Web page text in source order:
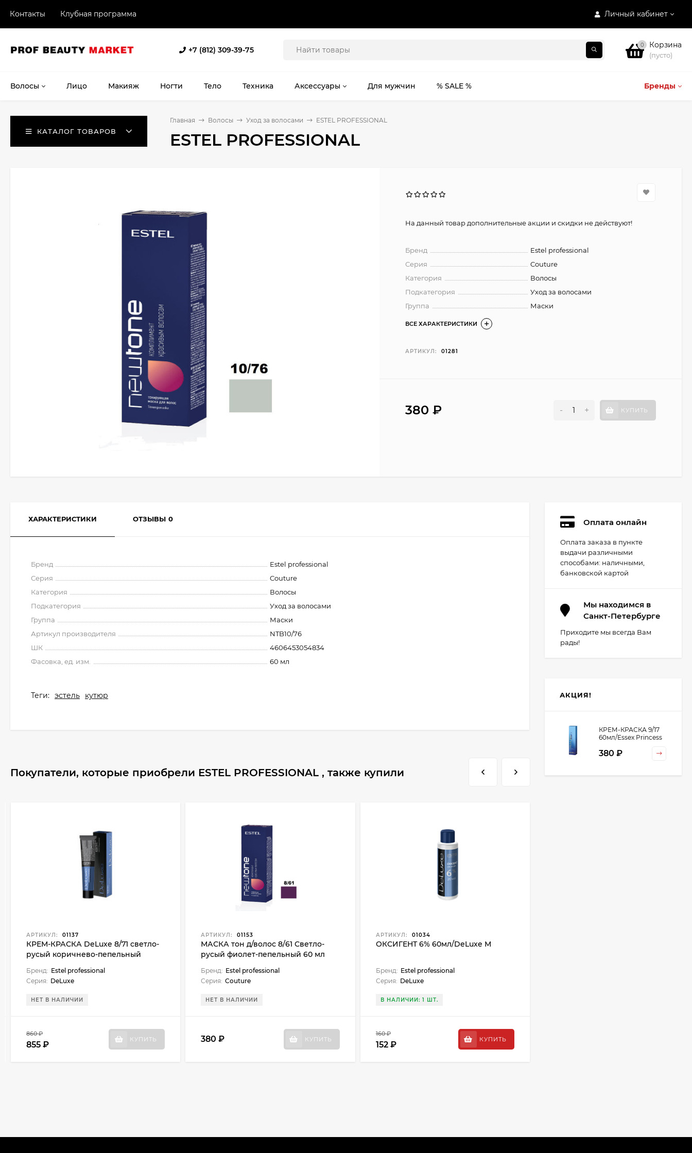
Личный кабинет
Контакты Клубная программа
+7 (812) 309-39-75
0 Корзина
(пусто)
Бренды
Волосы Лицо Макияж Ногти Тело Техника Аксессуары Для мужчин % SALE %
КАТАЛОГ ТОВАРОВ
Главная Волосы Уход за волосами ESTEL PROFESSIONAL
ESTEL PROFESSIONAL
На данный товар дополнительные акции и скидки не действуют!
Бренд
Estel professional
Серия
Couture
Категория
Волосы
Подкатегория
Уход за волосами
Группа
Маски
ВСЕ ХАРАКТЕРИСТИКИ
АРТИКУЛ: 01281
380 ₽ - + КУПИТЬ
ХАРАКТЕРИСТИКИ ОТЗЫВЫ 0
Бренд
Estel professional
Серия
Couture
Категория
Волосы
Подкатегория
Уход за волосами
Группа
Маски
Артикул производителя
NTB10/76
ШК
4606453054834
Фасовка, ед. изм.
60 мл
Теги: эстель кутюр
Покупатели, которые приобрели ESTEL PROFESSIONAL , также купили
АРТИКУЛ: 01137
КРЕМ-КРАСКА DeLuxe 8/71 светло-
русый коричнево-пепельный
Бренд: Estel professional
Серия: DeLuxe
НЕТ В НАЛИЧИИ
860 ₽
855 ₽
КУПИТЬ
АРТИКУЛ: 01153
МАСКА тон д/волос 8/61 Светло-
русый фиолет-пепельный 60 мл
Бренд: Estel professional
Серия: Couture
НЕТ В НАЛИЧИИ
380 ₽ КУПИТЬ
АРТИКУЛ: 01034
ОКСИГЕНТ 6% 60мл/DeLuxe М
Бренд: Estel professional
Серия: DeLuxe
В НАЛИЧИИ: 1 ШТ.
160 ₽
152 ₽
КУПИТЬ
Оплата онлайн
Оплата заказа в пункте
выдачи различными
способами: наличными,
банковской картой
Мы находимся в
Санкт-Петербурге
Приходите мы всегда Вам
рады!
АКЦИЯ!
КРЕМ-КРАСКА 9/17
60мл/Essex Princess
380 ₽